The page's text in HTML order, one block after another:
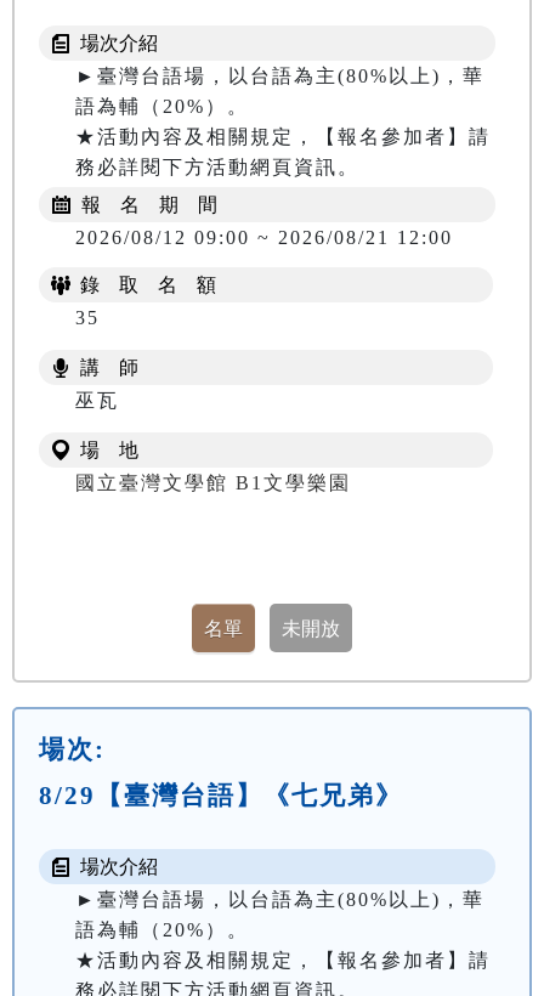
場次介紹
►臺灣台語場，以台語為主(80%以上)，華
語為輔（20%）。
★活動內容及相關規定，【報名參加者】請
務必詳閱下方活動網頁資訊。
報 名 期 間
2026/08/12 09:00 ~ 2026/08/21 12:00
錄 取 名 額
35
講 師
巫瓦
場 地
國立臺灣文學館 B1文學樂園
場次:
8/29【臺灣台語】《七兄弟》
場次介紹
►臺灣台語場，以台語為主(80%以上)，華
語為輔（20%）。
★活動內容及相關規定，【報名參加者】請
務必詳閱下方活動網頁資訊。